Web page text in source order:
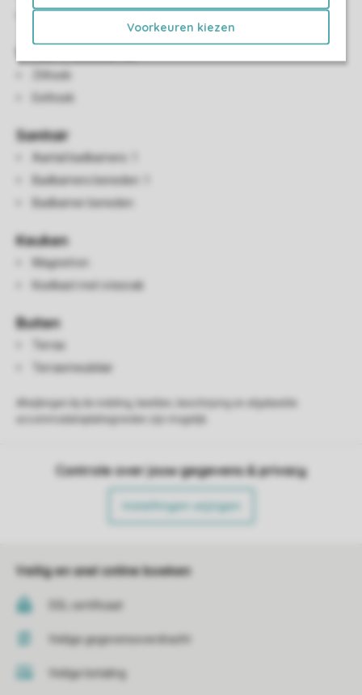
Voorkeuren kiezen
Boxspringbedden
Zithoek
Eethoek
Sanitair
Aantal badkamers: 1
Badkamers beneden: 1
Badkamer beneden
Keuken
Magnetron
Koelkast met vriesvak
Buiten
Terras
Terrasmeubilair
Controle over jouw gegevens & privacy
Instellingen wijzigen
Veilig en snel online boeken
SSL certificaat
Veilige gegevensoverdracht
Veilige betaling